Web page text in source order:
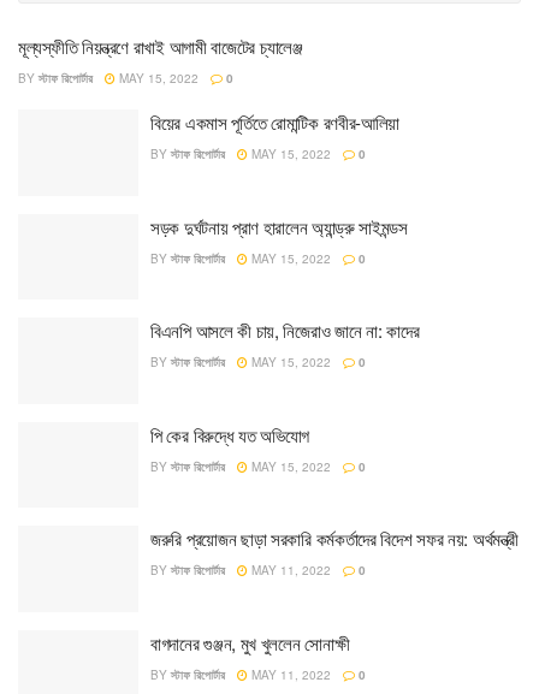
মূল্যস্ফীতি নিয়ন্ত্রণে রাখাই আগামী বাজেটের চ্যালেঞ্জ
BY স্টাফ রিপোর্টার MAY 15, 2022 0
বিয়ের একমাস পূর্তিতে রোমান্টিক রণবীর-আলিয়া
BY স্টাফ রিপোর্টার MAY 15, 2022 0
সড়ক দুর্ঘটনায় প্রাণ হারালেন অ্যান্ড্রু সাইমন্ডস
BY স্টাফ রিপোর্টার MAY 15, 2022 0
বিএনপি আসলে কী চায়, নিজেরাও জানে না: কাদের
BY স্টাফ রিপোর্টার MAY 15, 2022 0
পি কের বিরুদ্ধে যত অভিযোগ
BY স্টাফ রিপোর্টার MAY 15, 2022 0
জরুরি প্রয়োজন ছাড়া সরকারি কর্মকর্তাদের বিদেশ সফর নয়: অর্থমন্ত্রী
BY স্টাফ রিপোর্টার MAY 11, 2022 0
বাগদানের গুঞ্জন, মুখ খুললেন সোনাক্ষী
BY স্টাফ রিপোর্টার MAY 11, 2022 0